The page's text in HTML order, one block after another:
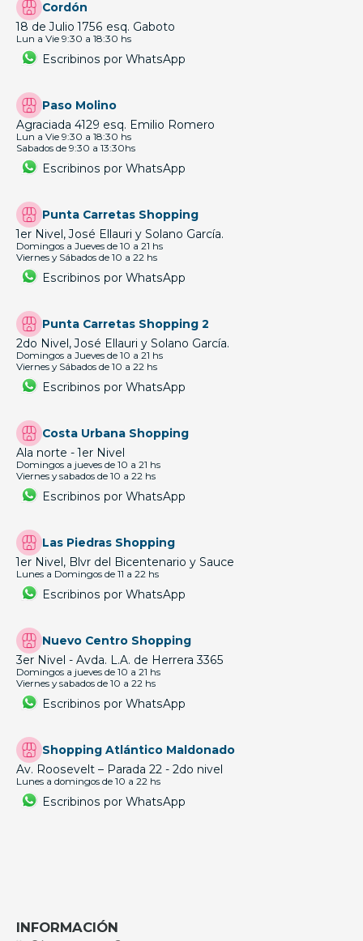
Cordón
18 de Julio 1756 esq. Gaboto
Lun a Vie 9:30 a 18:30 hs
Escribinos por WhatsApp
Paso Molino
Agraciada 4129 esq. Emilio Romero
Lun a Vie 9:30 a 18:30 hs
Sabados de 9:30 a 13:30hs
Escribinos por WhatsApp
Punta Carretas Shopping
1er Nivel, José Ellauri y Solano García.
Domingos a Jueves de 10 a 21 hs
Viernes y Sábados de 10 a 22 hs
Escribinos por WhatsApp
Punta Carretas Shopping 2
2do Nivel, José Ellauri y Solano García.
Domingos a Jueves de 10 a 21 hs
Viernes y Sábados de 10 a 22 hs
Escribinos por WhatsApp
Costa Urbana Shopping
Ala norte - 1er Nivel
Domingos a jueves de 10 a 21 hs
Viernes y sabados de 10 a 22 hs
Escribinos por WhatsApp
Las Piedras Shopping
1er Nivel, Blvr del Bicentenario y Sauce
Lunes a Domingos de 11 a 22 hs
Escribinos por WhatsApp
Nuevo Centro Shopping
3er Nivel - Avda. L.A. de Herrera 3365
Domingos a jueves de 10 a 21 hs
Viernes y sabados de 10 a 22 hs
Escribinos por WhatsApp
Shopping Atlántico Maldonado
Av. Roosevelt – Parada 22 - 2do nivel
Lunes a domingos de 10 a 22 hs
Escribinos por WhatsApp
INFORMACIÓN